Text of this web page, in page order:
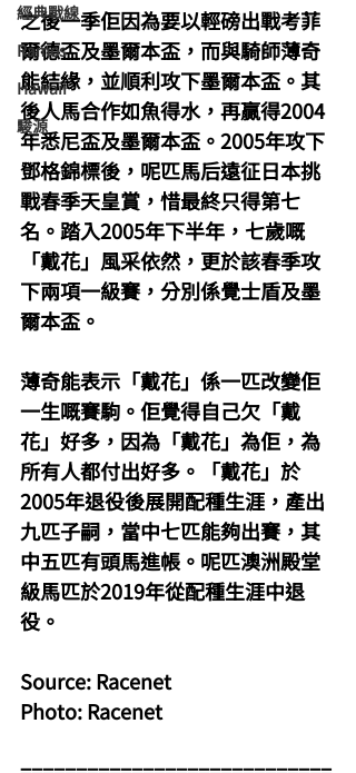
經典戰線
Ramos
Hawaii
駿源
之後一季佢因為要以輕磅出戰考菲
爾德盃及墨爾本盃，而與騎師薄奇
能結緣，並順利攻下墨爾本盃。其
後人馬合作如魚得水，再贏得2004
年悉尼盃及墨爾本盃。2005年攻下
鄧格錦標後，呢匹馬后遠征日本挑
戰春季天皇賞，惜最終只得第七
名。踏入2005年下半年，七歲嘅
「戴花」風采依然，更於該春季攻
下兩項一級賽，分別係覺士盾及墨
爾本盃。
薄奇能表示「戴花」係一匹改變佢
一生嘅賽駒。佢覺得自己欠「戴
花」好多，因為「戴花」為佢，為
所有人都付出好多。「戴花」於
2005年退役後展開配種生涯，產出
九匹子嗣，當中七匹能夠出賽，其
中五匹有頭馬進帳。呢匹澳洲殿堂
級馬匹於2019年從配種生涯中退
役。
Source: Racenet
Photo: Racenet